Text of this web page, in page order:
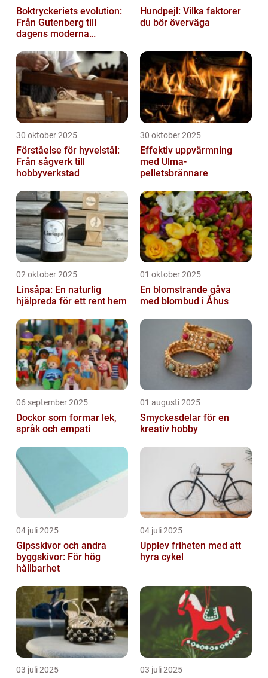
Boktryckeriets evolution:
Från Gutenberg till
dagens moderna
Hundpejl: Vilka faktorer
du bör överväga
30 oktober 2025
Förståelse för hyvelstål:
Från sågverk till
hobbyverkstad
30 oktober 2025
Effektiv uppvärmning
med Ulma-
pelletsbrännare
02 oktober 2025
Linsåpa: En naturlig
hjälpreda för ett rent hem
01 oktober 2025
En blomstrande gåva
med blombud i Åhus
06 september 2025
Dockor som formar lek,
språk och empati
01 augusti 2025
Smyckesdelar för en
kreativ hobby
04 juli 2025
Gipsskivor och andra
byggskivor: För hög
hållbarhet
04 juli 2025
Upplev friheten med att
hyra cykel
03 juli 2025 03 juli 2025